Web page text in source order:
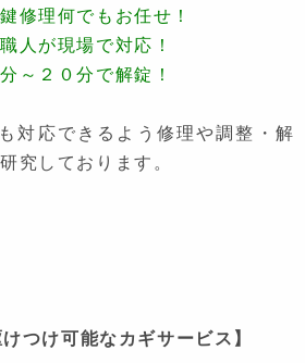
修理何でもお任せ！
人が現場で対応！
～２０分で解錠！
対応できるよう修理や調整・解
究しております。
つけ可能なカギサービス】